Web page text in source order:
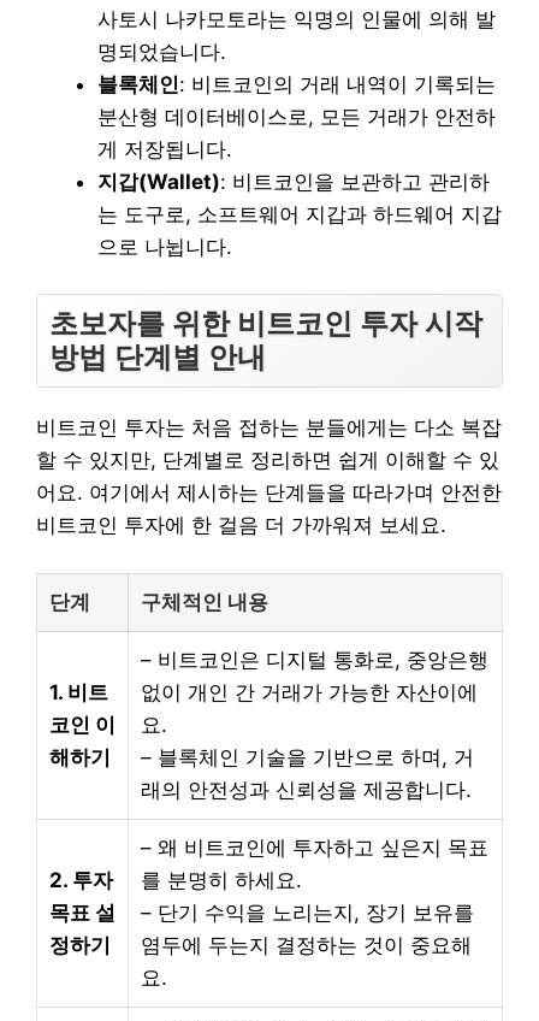
사토시 나카모토라는 익명의 인물에 의해 발
명되었습니다.
블록체인: 비트코인의 거래 내역이 기록되는
분산형 데이터베이스로, 모든 거래가 안전하
게 저장됩니다.
지갑(Wallet): 비트코인을 보관하고 관리하
는 도구로, 소프트웨어 지갑과 하드웨어 지갑
으로 나뉩니다.
초보자를 위한 비트코인 투자 시작
방법 단계별 안내
비트코인 투자는 처음 접하는 분들에게는 다소 복잡
할 수 있지만, 단계별로 정리하면 쉽게 이해할 수 있
어요. 여기에서 제시하는 단계들을 따라가며 안전한
비트코인 투자에 한 걸음 더 가까워져 보세요.
단계 구체적인 내용
1. 비트
코인 이
해하기
– 비트코인은 디지털 통화로, 중앙은행
없이 개인 간 거래가 가능한 자산이에
요.
– 블록체인 기술을 기반으로 하며, 거
래의 안전성과 신뢰성을 제공합니다.
2. 투자
목표 설
정하기
– 왜 비트코인에 투자하고 싶은지 목표
를 분명히 하세요.
– 단기 수익을 노리는지, 장기 보유를
염두에 두는지 결정하는 것이 중요해
요.